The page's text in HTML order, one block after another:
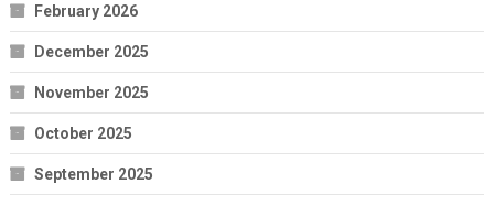
February 2026
December 2025
November 2025
October 2025
September 2025